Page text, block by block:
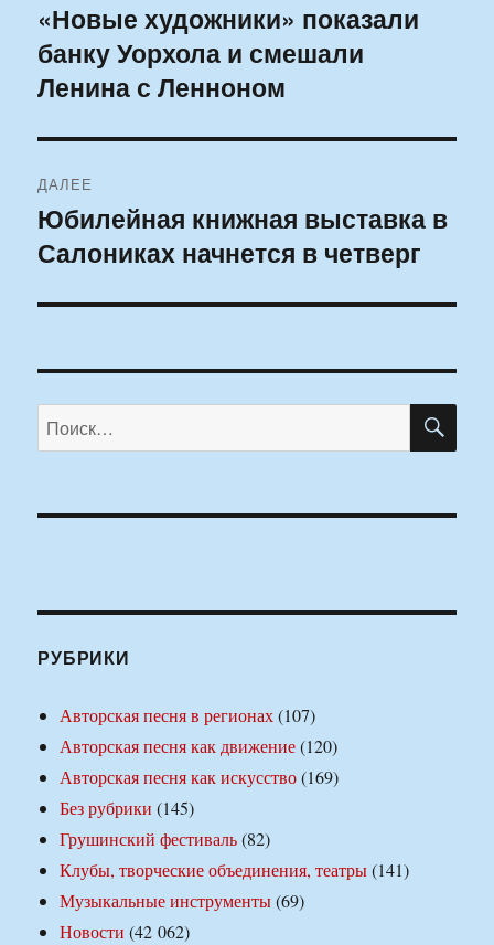
по
записям
Предыдущая
запись:
«Новые художники» показали
банку Уорхола и смешали
Ленина с Ленноном
ДАЛЕЕ
Следующая
запись:
Юбилейная книжная выставка в
Салониках начнется в четверг
Искать:
РУБРИКИ
Авторская песня в регионах(107)
Авторская песня как движение(120)
Авторская песня как искусство(169)
Без рубрики (145)
Грушинский фестиваль(82)
Клубы, творческие объединения, театры(141)
Музыкальные инструменты(69)
Новости (42 062)